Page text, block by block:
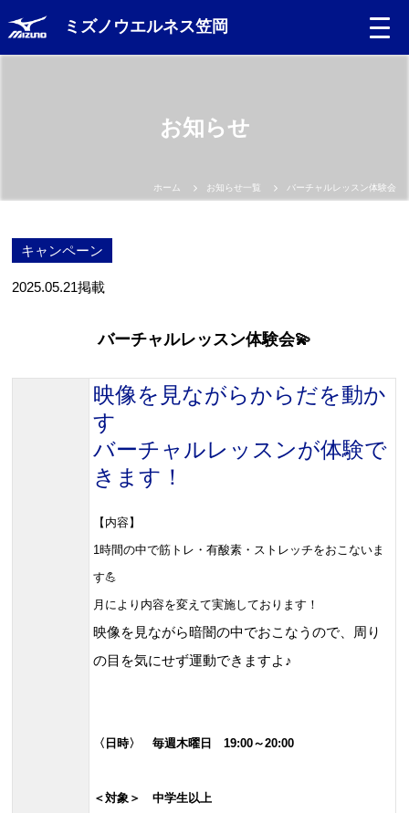
ミズノウエルネス笠岡
お知らせ
ホーム お知らせ一覧 バーチャルレッスン体験会💫
キャンペーン
2025.05.21掲載
バーチャルレッスン体験会💫
映像を見ながらからだを動か
す
バーチャルレッスンが体験で
きます！
【内容】
1時間の中で筋トレ・有酸素・ストレッチをおこないま
す💪
月により内容を変えて実施しております！
映像を見ながら暗闇の中でおこなうので、周り
の目を気にせず運動できますよ♪
〈日時〉 毎週木曜日 19:00～20:00
＜対象＞ 中学生以上